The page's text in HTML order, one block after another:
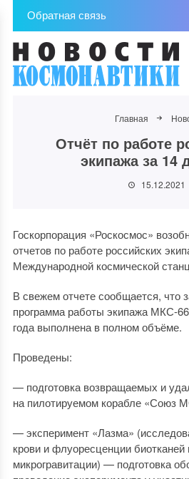
Обратная связь
Главная
Отчёт по работе
экипажа за 14
15.12.2021
Госкорпорация «Роскосмос»
отчетов по работе российских
Международной космической
В свежем отчете сообщается, что
программа работы экипажа МКС-
года выполнена в полном объёме.
Проведены:
— подготовка возвращаемых и
на пилотируемом корабле «Союз
— эксперимент «Лазма»
крови и флуоресценции биотканей
микрогравитации) — подготовка